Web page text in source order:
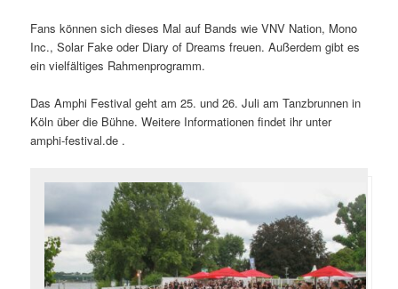
Fans können sich dieses Mal auf Bands wie VNV Nation, Mono
Inc., Solar Fake oder Diary of Dreams freuen. Außerdem gibt es
ein vielfältiges Rahmenprogramm.
Das Amphi Festival geht am 25. und 26. Juli am Tanzbrunnen in
Köln über die Bühne. Weitere Informationen findet ihr unter
amphi-festival.de .